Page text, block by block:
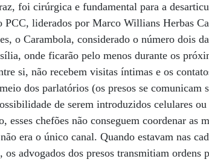
foi cirúrgica e fundamental para a
PCC, liderados por Marco Willians Herbas
o Carambola, considerado o número dois
onde ficarão pelo menos durante os
si, não recebem visitas íntimas e os
dos parlatórios (os presos se comunicam
de serem introduzidos celulares ou
esses chefões não conseguem coordenar as
era o único canal. Quando estavam nas
advogados dos presos transmitiam ordens